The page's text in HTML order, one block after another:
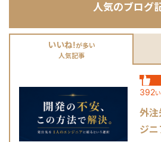
人気のブログ
いいね!が多い
人気記事
392
外注
ジ